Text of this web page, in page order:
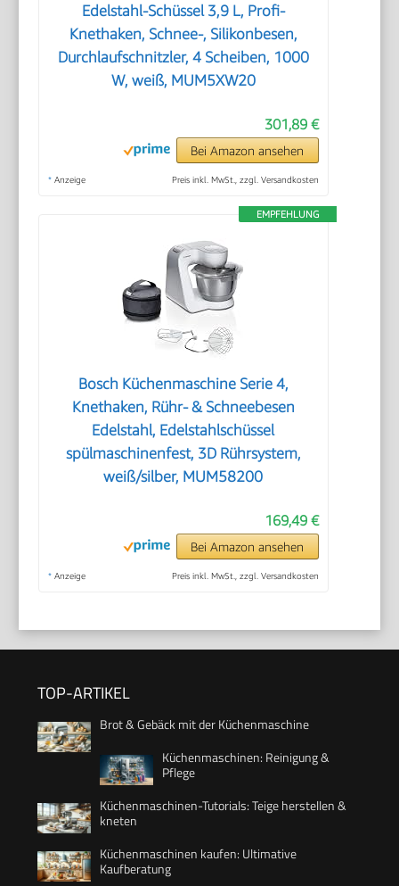
Edelstahl-Schüssel 3,9 L, Profi-
Knethaken, Schnee-, Silikonbesen,
Durchlaufschnitzler, 4 Scheiben, 1000
W, weiß, MUM5XW20
301,89 €
Bei Amazon ansehen
* Anzeige Preis inkl. MwSt., zzgl. Versandkosten
EMPFEHLUNG
Bosch Küchenmaschine Serie 4,
Knethaken, Rühr- & Schneebesen
Edelstahl, Edelstahlschüssel
spülmaschinenfest, 3D Rührsystem,
weiß/silber, MUM58200
169,49 €
Bei Amazon ansehen
* Anzeige Preis inkl. MwSt., zzgl. Versandkosten
TOP-ARTIKEL
Brot & Gebäck mit der Küchenmaschine
Küchenmaschinen: Reinigung &
Pflege
Küchenmaschinen-Tutorials: Teige herstellen &
kneten
Küchenmaschinen kaufen: Ultimative
Kaufberatung